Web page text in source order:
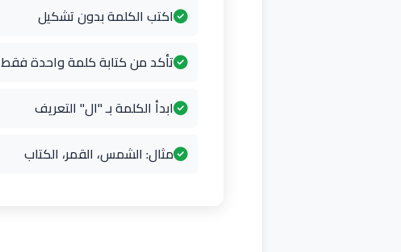
اكتب الكلمة بدون تشكيل
تأكد من كتابة كلمة واحدة فقط
ابدأ الكلمة بـ "ال" التعريف
مثال: الشمس، القمر، الكتاب